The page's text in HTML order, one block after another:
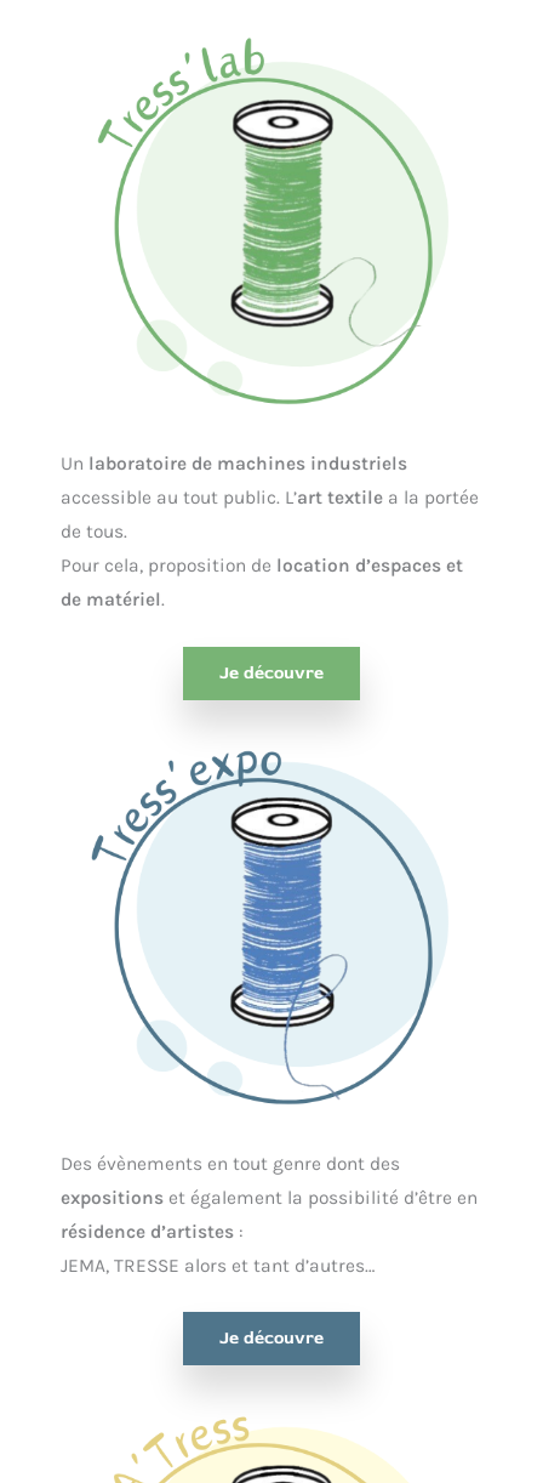
Un laboratoire de machines industriels
accessible au tout public. L’art textile a la portée
de tous.
Pour cela, proposition de location d’espaces et
de matériel.
Je découvre
Des évènements en tout genre dont des
expositions et également la possibilité d’être en
résidence d’artistes :
JEMA, TRESSE alors et tant d’autres…
Je découvre